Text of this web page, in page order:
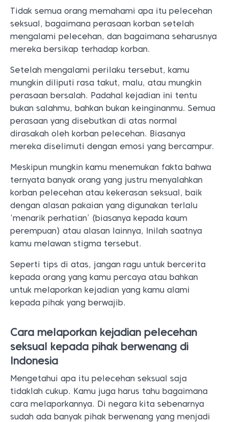
Tidak semua orang memahami apa itu pelecehan
seksual, bagaimana perasaan korban setelah
mengalami pelecehan, dan bagaimana seharusnya
mereka bersikap terhadap korban.
Setelah mengalami perilaku tersebut, kamu
mungkin diliputi rasa takut, malu, atau mungkin
perasaan bersalah. Padahal kejadian ini tentu
bukan salahmu, bahkan bukan keinginanmu. Semua
perasaan yang disebutkan di atas normal
dirasakah oleh korban pelecehan. Biasanya
mereka diselimuti dengan emosi yang bercampur.
Meskipun mungkin kamu menemukan fakta bahwa
ternyata banyak orang yang justru menyalahkan
korban pelecehan atau kekerasan seksual, baik
dengan alasan pakaian yang digunakan terlalu
‘menarik perhatian’ (biasanya kepada kaum
perempuan) atau alasan lainnya, Inilah saatnya
kamu melawan stigma tersebut.
Seperti tips di atas, jangan ragu untuk bercerita
kepada orang yang kamu percaya atau bahkan
untuk melaporkan kejadian yang kamu alami
kepada pihak yang berwajib.
Cara melaporkan kejadian pelecehan
seksual kepada pihak berwenang di
Indonesia
Mengetahui apa itu pelecehan seksual saja
tidaklah cukup. Kamu juga harus tahu bagaimana
cara melaporkannya. Di negara kita sebenarnya
sudah ada banyak pihak berwenang yang menjadi